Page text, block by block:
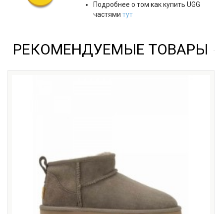
Подробнее о том как купить UGG
частями тут
РЕКОМЕНДУЕМЫЕ ТОВАРЫ